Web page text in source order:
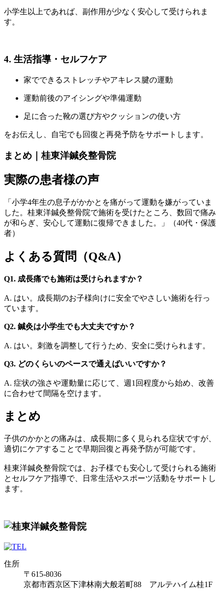
小学生以上であれば、副作用が少なく安心して受けられま
す。
4. 生活指導・セルフケア
家でできるストレッチやアキレス腱の運動
運動前後のアイシングや準備運動
足に合った靴の選び方やクッションの使い方
をお伝えし、自宅でも回復と再発予防をサポートします。
まとめ｜桂東洋鍼灸整骨院
実際の患者様の声
「小学4年生の息子がかかとを痛がって運動を嫌がっていま
した。桂東洋鍼灸整骨院で施術を受けたところ、数回で痛み
が和らぎ、安心して運動に復帰できました。」（40代・保護
者）
よくある質問（Q&A）
Q1. 成長痛でも施術は受けられますか？
A. はい。成長期のお子様向けに安全でやさしい施術を行っ
ています。
Q2. 鍼灸は小学生でも大丈夫ですか？
A. はい。刺激を調整して行うため、安全に受けられます。
Q3. どのくらいのペースで通えばいいですか？
A. 症状の強さや運動量に応じて、週1回程度から始め、改善
に合わせて間隔を空けます。
まとめ
子供のかかとの痛みは、成長期に多く見られる症状ですが、
適切にケアすることで早期回復と再発予防が可能です。
桂東洋鍼灸整骨院では、お子様でも安心して受けられる施術
とセルフケア指導で、日常生活やスポーツ活動をサポートし
ます。
住所
〒615-8036
京都市西京区下津林南大般若町88 アルテハイム桂1F